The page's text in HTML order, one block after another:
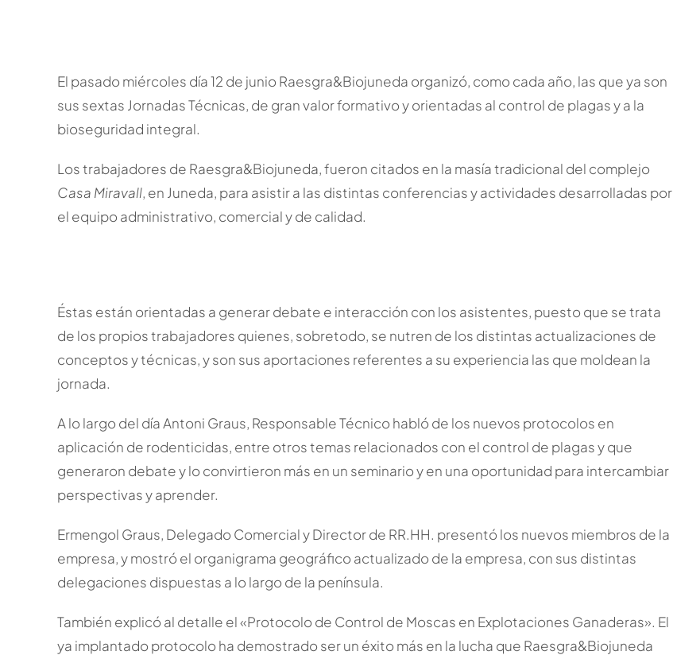
El pasado miércoles día 12 de junio Raesgra&Biojuneda organizó, como cada año, las que ya son
sus sextas Jornadas Técnicas, de gran valor formativo y orientadas al control de plagas y a la
bioseguridad integral.
Los trabajadores de Raesgra&Biojuneda, fueron citados en la masía tradicional del complejo
Casa Miravall, en Juneda, para asistir a las distintas conferencias y actividades desarrolladas por
el equipo administrativo, comercial y de calidad.
Éstas están orientadas a generar debate e interacción con los asistentes, puesto que se trata
de los propios trabajadores quienes, sobretodo, se nutren de los distintas actualizaciones de
conceptos y técnicas, y son sus aportaciones referentes a su experiencia las que moldean la
jornada.
A lo largo del día Antoni Graus, Responsable Técnico habló de los nuevos protocolos en
aplicación de rodenticidas, entre otros temas relacionados con el control de plagas y que
generaron debate y lo convirtieron más en un seminario y en una oportunidad para intercambiar
perspectivas y aprender.
Ermengol Graus, Delegado Comercial y Director de RR.HH. presentó los nuevos miembros de la
empresa, y mostró el organigrama geográfico actualizado de la empresa, con sus distintas
delegaciones dispuestas a lo largo de la península.
También explicó al detalle el «Protocolo de Control de Moscas en Explotaciones Ganaderas». El
ya implantado protocolo ha demostrado ser un éxito más en la lucha que Raesgra&Biojuneda